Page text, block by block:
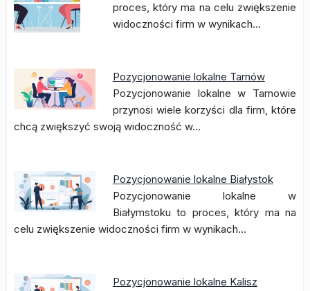
proces, który ma na celu zwiększenie
widoczności firm w wynikach…
Pozycjonowanie lokalne Tarnów
Pozycjonowanie lokalne w Tarnowie
przynosi wiele korzyści dla firm, które
chcą zwiększyć swoją widoczność w…
Pozycjonowanie lokalne Białystok
Pozycjonowanie lokalne w
Białymstoku to proces, który ma na
celu zwiększenie widoczności firm w wynikach…
Pozycjonowanie lokalne Kalisz